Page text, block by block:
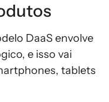
DaaS envolve
e isso vai
tablets